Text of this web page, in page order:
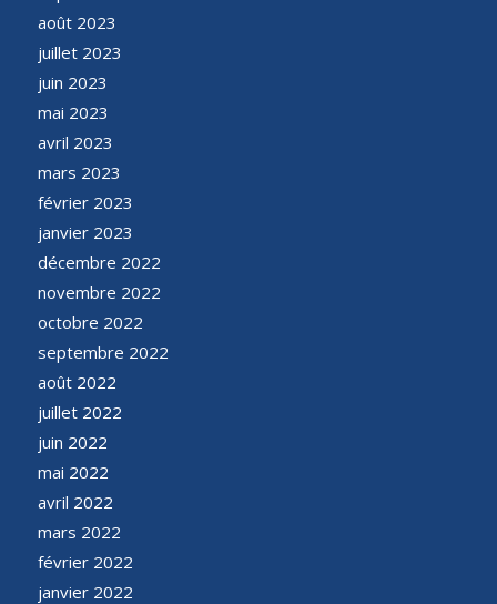
août 2023
juillet 2023
juin 2023
mai 2023
avril 2023
mars 2023
février 2023
janvier 2023
décembre 2022
novembre 2022
octobre 2022
septembre 2022
août 2022
juillet 2022
juin 2022
mai 2022
avril 2022
mars 2022
février 2022
janvier 2022